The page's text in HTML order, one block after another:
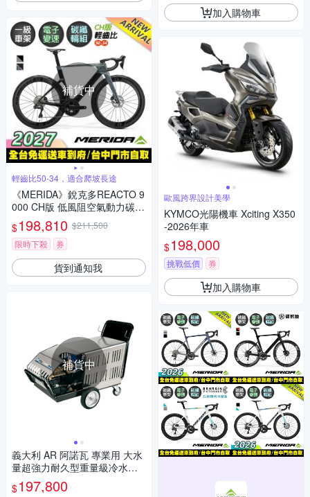
補貨中
輕齒比50-34，適合爬坡長途
《MERIDA》銳克多REACTO 9
000 CH版 低風阻空氣動力碳纖
跑車 無附踏板/輕齒比50-34/附
功率計/碳纖板輪/電變/公路車/
美利達2027
$198,810 $211,500
限時下殺
券
貨到通知我
補貨中
義大利 AR 阿諾瓦 專業用 大水
量超強力耐久型重量級冷水高
壓清洗機 /台 1125
$197,800
加入購物車
歐風跨界設計美學
KYMCO光陽機車 Xciting X350
-2026年車
$198,000
挑戰低價 券
加入購物車